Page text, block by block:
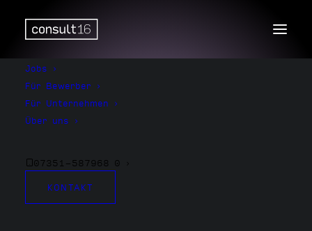
Jobs
Für Bewerber
Für Unternehmen
Über uns
07351-587968 0
KONTAKT